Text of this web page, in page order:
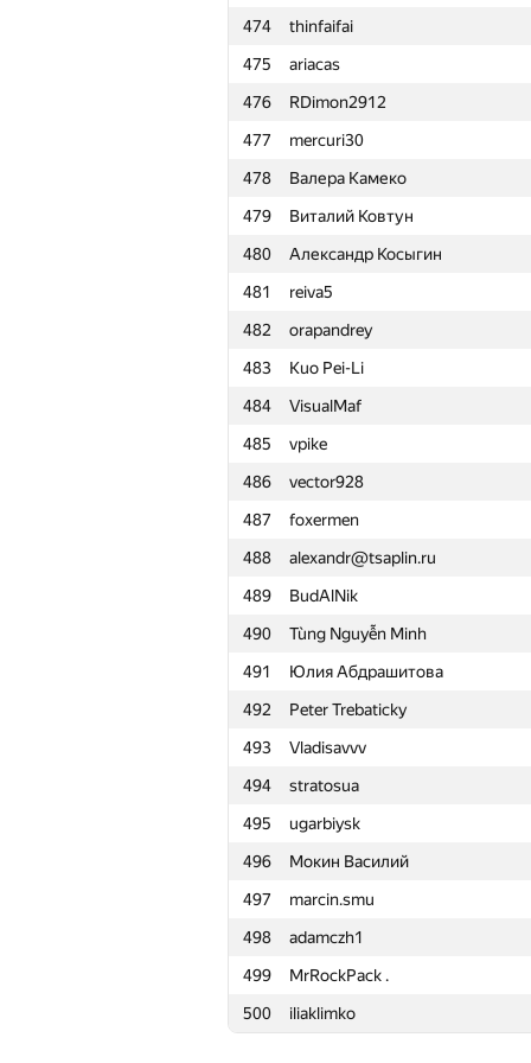
474
thinfaifai
475
ariacas
476
RDimon2912
477
mercuri30
478
Валера Камеко
479
Виталий Ковтун
480
Александр Косыгин
481
reiva5
482
orapandrey
483
Kuo Pei-Li
484
VisualMaf
485
vpike
486
vector928
487
foxermen
488
alexandr@tsaplin.ru
489
BudAlNik
490
Tùng Nguyễn Minh
491
Юлия Абдрашитова
492
Peter Trebaticky
493
Vladisavvv
494
stratosua
495
ugarbiysk
496
Мокин Василий
497
marcin.smu
498
adamczh1
499
MrRockPack .
500
iliaklimko
451 xbelonogov
452
misha.yutman
453
jerry mao
454
yakrewedko
455
IwanBurcev
456
Rohit Ranjan
457
Michael Levin
458
GeometryContest
459
adilbek-dalabaev
460
NoInternetName
461
Иван Зубков
462
tulsyan
463
krasnoshekov20001
464
Бачурин Максим
465
ya.z-rjkz
466
Quốc Cường Trần
467
Maxim Yagafarov
468
w1ld
469
Егор Башарин
470
briansu
471
lapinra
472
Ahmad Mamdouh
473
scampish98
474
thinfaifai
475
ariacas
476
RDimon2912
477
mercuri30